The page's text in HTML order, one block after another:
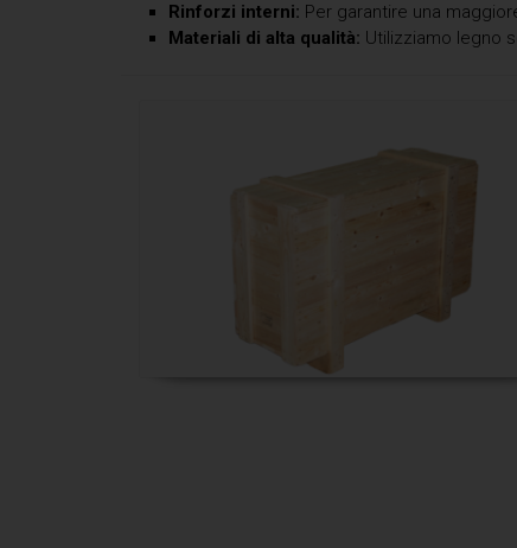
Rinforzi interni: Per garantire una
Materiali di alta qualità: Utilizziamo legno